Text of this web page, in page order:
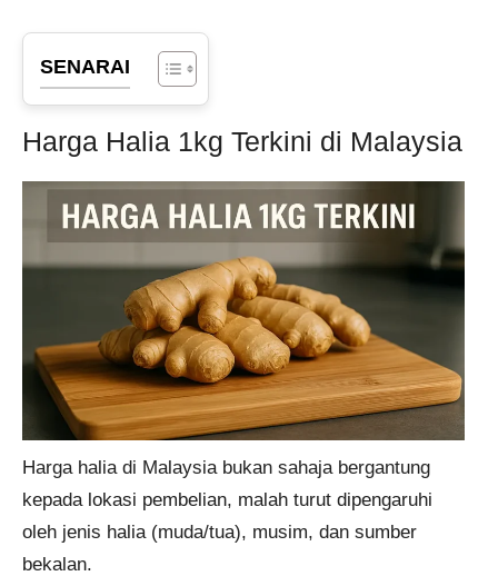
SENARAI
Harga Halia 1kg Terkini di Malaysia
Harga halia di Malaysia bukan sahaja bergantung
kepada lokasi pembelian, malah turut dipengaruhi
oleh jenis halia (muda/tua), musim, dan sumber
bekalan.